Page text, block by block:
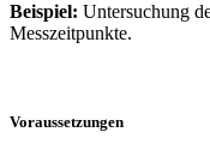
Beispiel: Untersuchung
Messzeitpunkte.
Voraussetzungen